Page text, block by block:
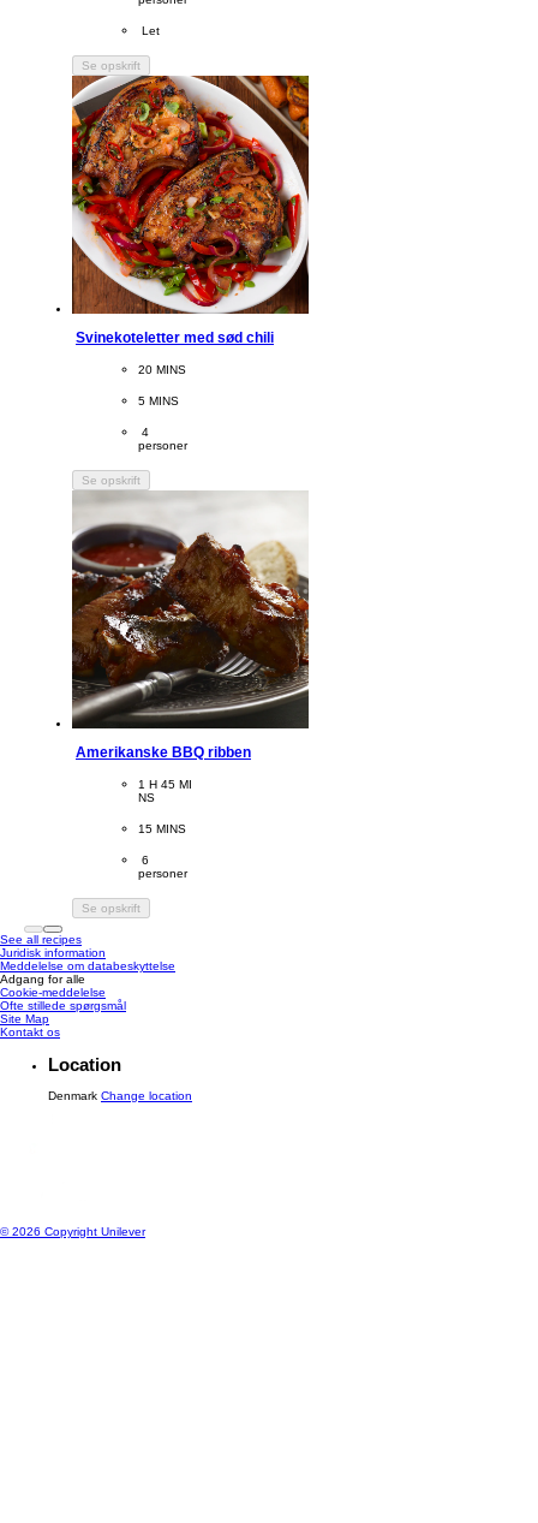
Difficulty
Let
Se opskrift
Svinekoteletter med sød chili
CookingTime
20 MINS
PreparationTime
5 MINS
Servings
4
personer
Se opskrift
Amerikanske BBQ ribben
CookingTime
1 H 45 MI
NS
PreparationTime
15 MINS
Servings
6
personer
Se opskrift
See all recipes
Juridisk information
Meddelelse om databeskyttelse
Adgang for alle
Cookie-meddelelse
Ændre Indstillingerne
Site Map